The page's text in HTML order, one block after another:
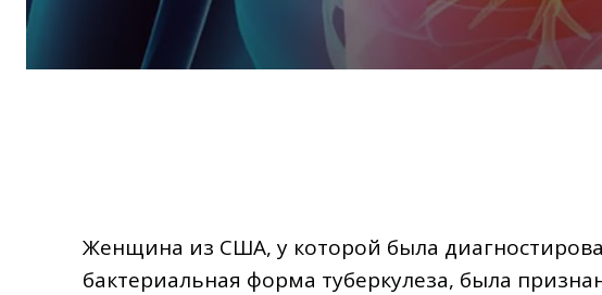
Женщина из США, у которой была
бактериальная форма туберкулеза, была